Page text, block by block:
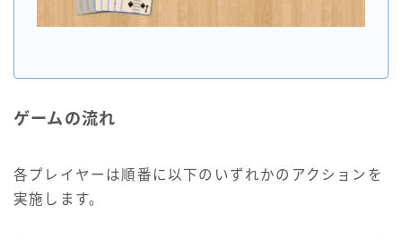
ゲームの流れ
各プレイヤーは順番に以下のいずれかのアクションを
実施します。